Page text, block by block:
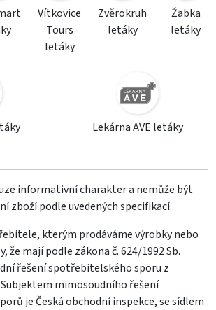
Vítkovice
Tours
letáky
Zvěrokruh
letáky
Žabka
letáky
Lekárna AVE letáky
informativní charakter a nemůže být
zboží podle uvedených specifikací.
kterým prodáváme výrobky nebo
že mají podle zákona č. 624/1992 Sb.
řešení spotřebitelského sporu z
mimosoudního řešení
je Česká obchodní inspekce, se sídlem